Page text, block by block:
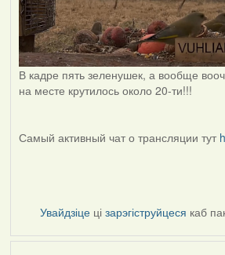
В кадре пять зеленушек, а вообще
на месте крутилось около 20-ти!!!
Самый активный чат о трансляции тут
Увайдзіце цізарэгіструйцеся каб